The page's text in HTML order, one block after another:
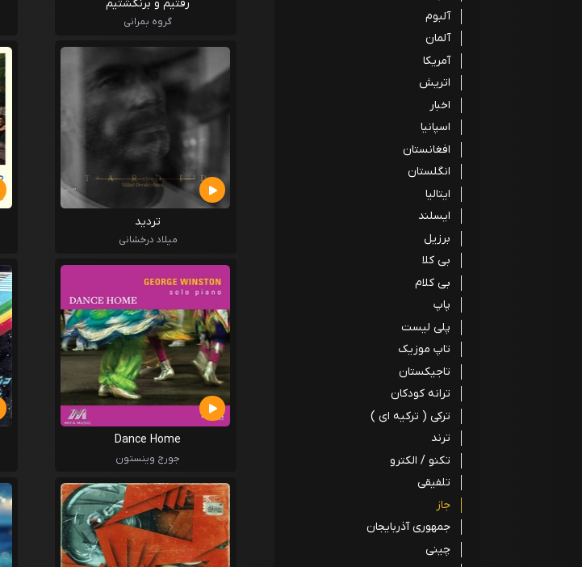
آلبوم
آلمان
آمریکا
اتریش
اخبار
اسپانیا
افغانستان
انگلستان
ایتالیا
ایسلند
برزیل
بی کلا
بی کلام
پاپ
پلی لیست
تاپ موزیک
تاجیکستان
ترانه کودکان
ترکی ( ترکیه ای )
ترند
تکنو / الکترو
تلفیقی
جاز
جمهوری آذربایجان
چینی
رفتیم و برنگشتیم
گروه بمرانی
تردید
میلاد درخشانی
Dance Home
جورج وینستون